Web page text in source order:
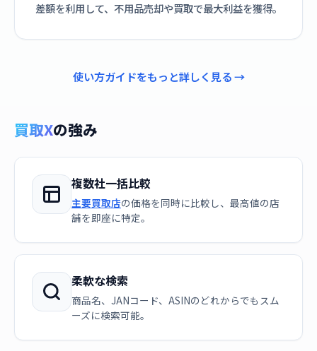
差額を利用して、不用品売却や買取で最大利益を獲得。
使い方ガイドをもっと詳しく見る →
買取Xの強み
複数社一括比較
主要買取店の価格を同時に比較し、最高値の店
舗を即座に特定。
柔軟な検索
商品名、JANコード、ASINのどれからでもスム
ーズに検索可能。